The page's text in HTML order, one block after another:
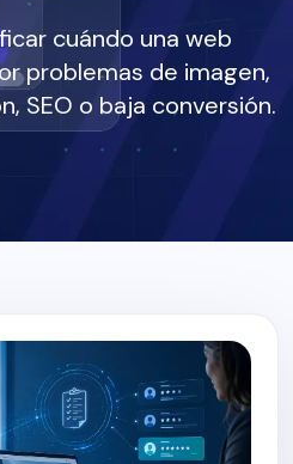
cuándo una web
problemas de imagen,
SEO o baja conversión.